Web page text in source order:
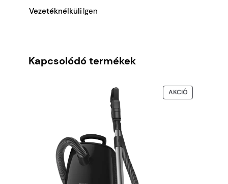
Vezetéknélküli Igen
Kapcsolódó termékek
AKCIÓAKCIÓS
TERMÉK